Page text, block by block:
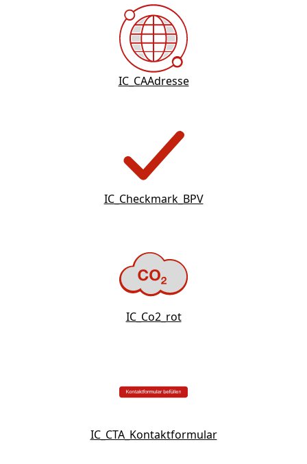
IC_CAAdresse
IC_Checkmark_BPV
IC_Co2_rot
IC_CTA_Kontaktformular